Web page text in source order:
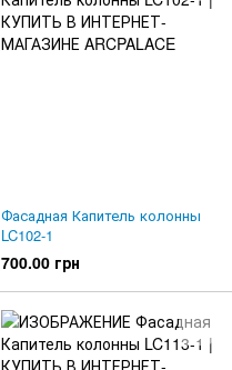
Фасадная Капитель колонны
LC102-1
700.00 грн